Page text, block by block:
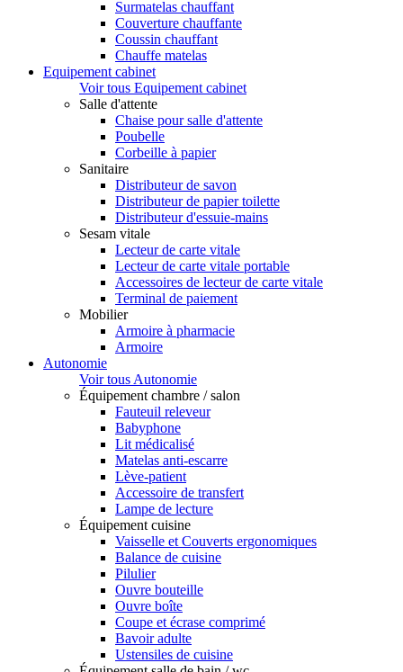
Surmatelas chauffant
Couverture chauffante
Coussin chauffant
Chauffe matelas
Equipement cabinet
Voir tous Equipement cabinet
Salle d'attente
Chaise pour salle d'attente
Poubelle
Corbeille à papier
Sanitaire
Distributeur de savon
Distributeur de papier toilette
Distributeur d'essuie-mains
Sesam vitale
Lecteur de carte vitale
Lecteur de carte vitale portable
Accessoires de lecteur de carte vitale
Terminal de paiement
Mobilier
Armoire à pharmacie
Armoire
Autonomie
Voir tous Autonomie
Équipement chambre / salon
Fauteuil releveur
Babyphone
Lit médicalisé
Matelas anti-escarre
Lève-patient
Accessoire de transfert
Lampe de lecture
Équipement cuisine
Vaisselle et Couverts ergonomiques
Balance de cuisine
Pilulier
Ouvre bouteille
Ouvre boîte
Coupe et écrase comprimé
Bavoir adulte
Ustensiles de cuisine